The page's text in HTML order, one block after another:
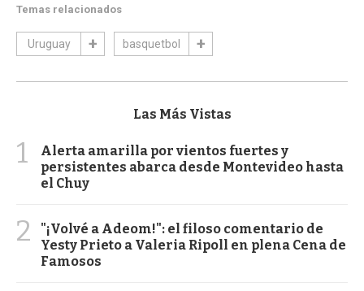
Temas relacionados
Uruguay basquetbol
Las Más Vistas
1
Alerta amarilla por vientos fuertes y
persistentes abarca desde Montevideo hasta
el Chuy
2
"¡Volvé a Adeom!": el filoso comentario de
Yesty Prieto a Valeria Ripoll en plena Cena de
Famosos